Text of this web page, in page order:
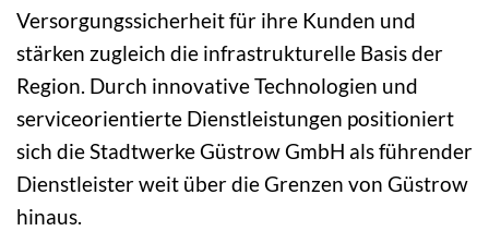
Versorgungssicherheit für ihre Kunden und
stärken zugleich die infrastrukturelle Basis der
Region. Durch innovative Technologien und
serviceorientierte Dienstleistungen positioniert
sich die Stadtwerke Güstrow GmbH als führender
Dienstleister weit über die Grenzen von Güstrow
hinaus.